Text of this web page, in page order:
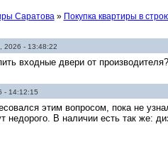
Саратова» Покупка квартиры в
2026 - 13:48:22
входные двери от
- 14:12:15
этим вопросом, пока не
недорого. В наличии есть так же: